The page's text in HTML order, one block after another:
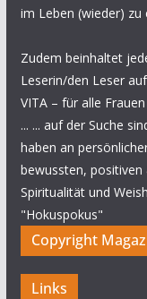
im Leben (wieder) zu
Zudem beinhaltet
Leserin/den Leser
VITA – für alle
... ... auf der Suche
haben an
bewussten, positiven
Spiritualität und
"Hokuspokus"
Copyright
Links